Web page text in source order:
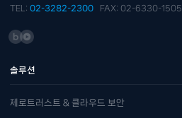
TEL: 02-3282-2300 FAX: 02-6330-1505
솔루션
제로트러스트 & 클라우드 보안